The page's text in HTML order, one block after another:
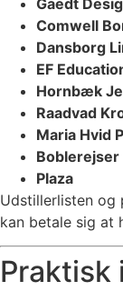
Comwell
Dansborg
EF
Hornbæk
Raadvad
Maria Hvid
Boblerejser
Plaza
Udstillerlisten og
kan betale sig at
Praktisk